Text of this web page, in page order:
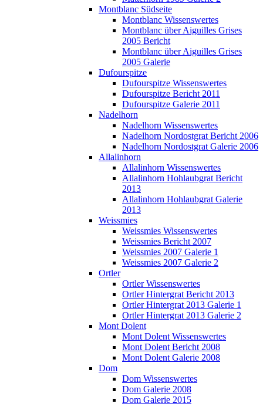
Montblanc Südseite
Montblanc Wissenswertes
Montblanc über Aiguilles Grises
2005 Bericht
Montblanc über Aiguilles Grises
2005 Galerie
Dufourspitze
Dufourspitze Wissenswertes
Dufourspitze Bericht 2011
Dufourspitze Galerie 2011
Nadelhorn
Nadelhorn Wissenswertes
Nadelhorn Nordostgrat Bericht 2006
Nadelhorn Nordostgrat Galerie 2006
Allalinhorn
Allalinhorn Wissenswertes
Allalinhorn Hohlaubgrat Bericht
2013
Allalinhorn Hohlaubgrat Galerie
2013
Weissmies
Weissmies Wissenswertes
Weissmies Bericht 2007
Weissmies 2007 Galerie 1
Weissmies 2007 Galerie 2
Ortler
Ortler Wissenswertes
Ortler Hintergrat Bericht 2013
Ortler Hintergrat 2013 Galerie 1
Ortler Hintergrat 2013 Galerie 2
Mont Dolent
Mont Dolent Wissenswertes
Mont Dolent Bericht 2008
Mont Dolent Galerie 2008
Dom
Dom Wissenswertes
Dom Galerie 2008
Dom Galerie 2015